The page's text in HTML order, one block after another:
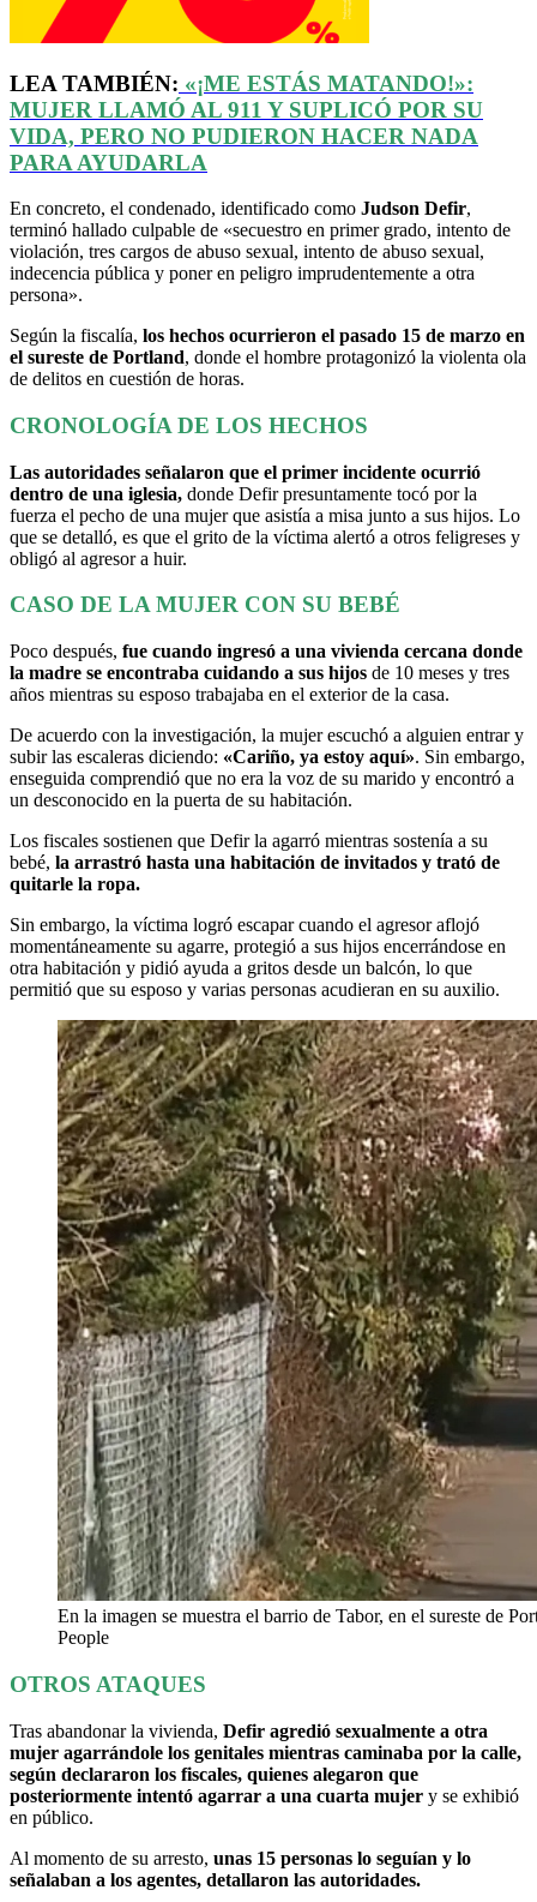
LEA TAMBIÉN: «¡ME ESTÁS MATANDO!»:
MUJER LLAMÓ AL 911 Y SUPLICÓ POR SU
VIDA, PERO NO PUDIERON HACER NADA
PARA AYUDARLA
En concreto, el condenado, identificado como Judson Defir,
terminó hallado culpable de «secuestro en primer grado, intento de
violación, tres cargos de abuso sexual, intento de abuso sexual,
indecencia pública y poner en peligro imprudentemente a otra
persona».
Según la fiscalía, los hechos ocurrieron el pasado 15 de marzo en
el sureste de Portland, donde el hombre protagonizó la violenta ola
de delitos en cuestión de horas.
CRONOLOGÍA DE LOS HECHOS
Las autoridades señalaron que el primer incidente ocurrió
dentro de una iglesia, donde Defir presuntamente tocó por la
fuerza el pecho de una mujer que asistía a misa junto a sus hijos. Lo
que se detalló, es que el grito de la víctima alertó a otros feligreses y
obligó al agresor a huir.
CASO DE LA MUJER CON SU BEBÉ
Poco después, fue cuando ingresó a una vivienda cercana donde
la madre se encontraba cuidando a sus hijos de 10 meses y tres
años mientras su esposo trabajaba en el exterior de la casa.
De acuerdo con la investigación, la mujer escuchó a alguien entrar y
subir las escaleras diciendo: «Cariño, ya estoy aquí». Sin embargo,
enseguida comprendió que no era la voz de su marido y encontró a
un desconocido en la puerta de su habitación.
Los fiscales sostienen que Defir la agarró mientras sostenía a su
bebé, la arrastró hasta una habitación de invitados y trató de
quitarle la ropa.
Sin embargo, la víctima logró escapar cuando el agresor aflojó
momentáneamente su agarre, protegió a sus hijos encerrándose en
otra habitación y pidió ayuda a gritos desde un balcón, lo que
permitió que su esposo y varias personas acudieran en su auxilio.
En la imagen se muestra el barrio de Tabor, en el sureste de
People
OTROS ATAQUES
Tras abandonar la vivienda, Defir agredió sexualmente a otra
mujer agarrándole los genitales mientras caminaba por la calle,
según declararon los fiscales, quienes alegaron que
posteriormente intentó agarrar a una cuarta mujer y se exhibió
en público.
Al momento de su arresto, unas 15 personas lo seguían y lo
señalaban a los agentes, detallaron las autoridades.